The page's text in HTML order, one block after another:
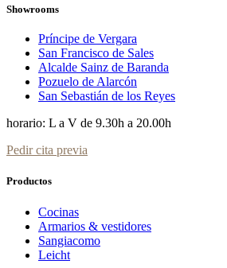
Showrooms
Príncipe de Vergara
San Francisco de Sales
Alcalde Sainz de Baranda
Pozuelo de Alarcón
San Sebastián de los Reyes
horario: L a V de 9.30h a 20.00h
Pedir cita previa
Productos
Cocinas
Armarios & vestidores
Sangiacomo
Leicht